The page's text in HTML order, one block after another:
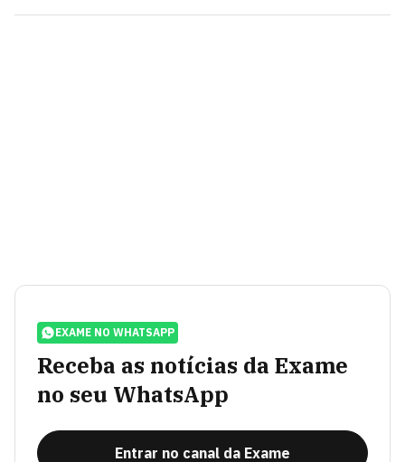
EXAME NO WHATSAPP
Receba as notícias da Exame
no seu WhatsApp
Entrar no canal da Exame